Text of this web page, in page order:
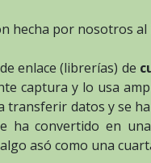
hecha por nosotros al
enlace (librerías) de
captura y lo usa
transferir datos y se
ha convertido en
asó como una